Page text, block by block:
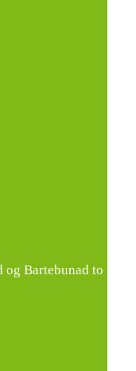
og Bartebunad to